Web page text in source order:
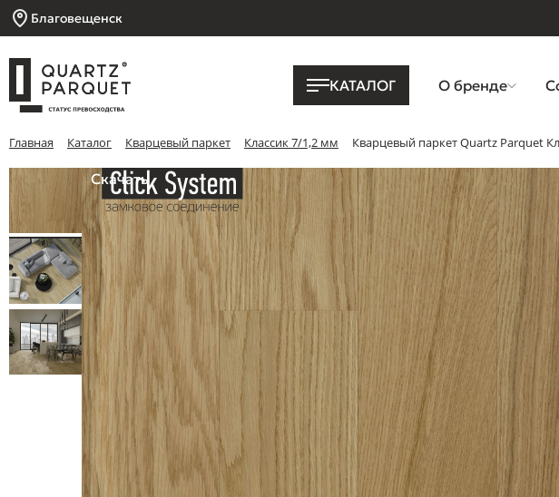
Благовещенск
КАТАЛОГ О бренде
Главная Каталог Кварцевый паркет Классик 7/1,2 мм Кварцевый паркет Quartz Parquet
Скачать